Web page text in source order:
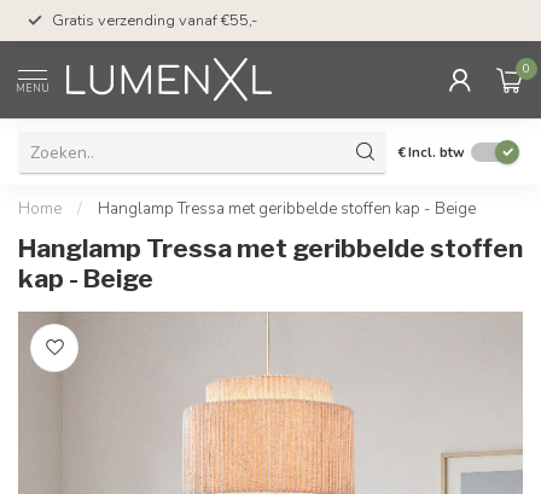
Gratis verzending vanaf €55,-
MENU
0
€Incl. btw
Home / Hanglamp Tressa met geribbelde stoffen kap - Beige
Hanglamp Tressa met geribbelde stoffen
kap - Beige